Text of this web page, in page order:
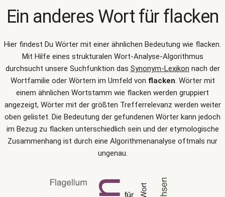
Ein anderes Wort für flacken
Hier findest Du Wörter mit einer ähnlichen Bedeutung wie flacken.
Mit Hilfe eines strukturalen Wort-Analyse-Algorithmus
durchsucht unsere Suchfunktion das Synonym-Lexikon nach der
Wortfamilie oder Wörtern im Umfeld von flacken. Wörter mit
einem ähnlichen Wortstamm wie flacken werden gruppiert
angezeigt, Wörter mit der größten Trefferrelevanz werden weiter
oben gelistet. Die Bedeutung der gefundenen Wörter kann jedoch
im Bezug zu flacken unterschiedlich sein und der etymologische
Zusammenhang ist durch eine Algorithmenanalyse oftmals nur
ungenau.